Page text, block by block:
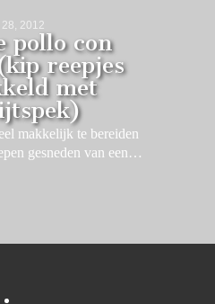
28, 2012
pollo con
reepjes
met
makkelijk te bereiden
gesneden van een…